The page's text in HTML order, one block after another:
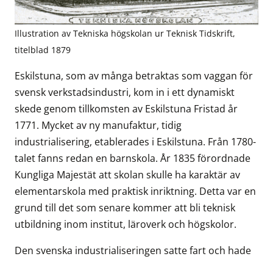
Illustration av Tekniska högskolan ur Teknisk Tidskrift,
titelblad 1879
Eskilstuna, som av många betraktas som vaggan för
svensk verkstadsindustri, kom in i ett dynamiskt
skede genom tillkomsten av Eskilstuna Fristad år
1771. Mycket av ny manufaktur, tidig
industrialisering, etablerades i Eskilstuna. Från 1780-
talet fanns redan en barnskola. År 1835 förordnade
Kungliga Majestät att skolan skulle ha karaktär av
elementarskola med praktisk inriktning. Detta var en
grund till det som senare kommer att bli teknisk
utbildning inom institut, läroverk och högskolor.
Den svenska industrialiseringen satte fart och hade